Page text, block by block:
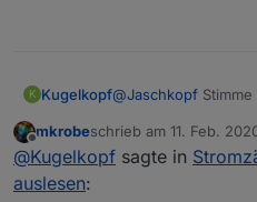
>B
->sensor53 r
Schitttrigger aus ;)
K Kugelkopf@Jaschkopf
installiert und bisher
Lesefehlern gehabt.
Offline
mkrobeschrieb am 11. Feb.
zuletzt editiert von
@Kugelkopf sagte in
auslesen: